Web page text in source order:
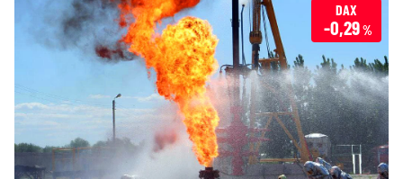
DAX
-0,29%